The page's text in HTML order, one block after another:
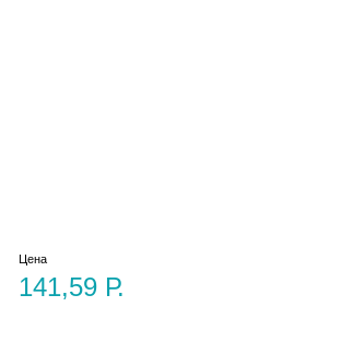
Цена
141,59 Р.